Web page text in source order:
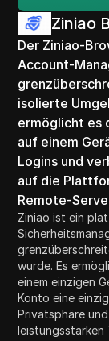
Ziniao
Der Ziniao-
Account-
isolierte
ermöglicht es
auf einem
Logins und
auf die
Remote-
Ziniao ist ein
wurde. Es
einem einzigen
Konto eine
Privatsphäre